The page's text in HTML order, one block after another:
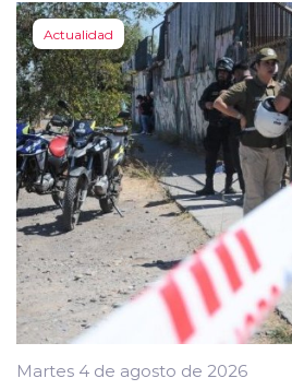
Actualidad
Martes 4 de agosto de 2026